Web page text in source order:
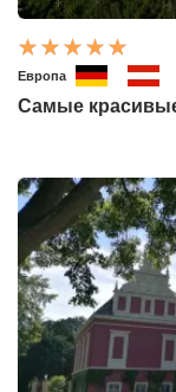
Европа
Самые